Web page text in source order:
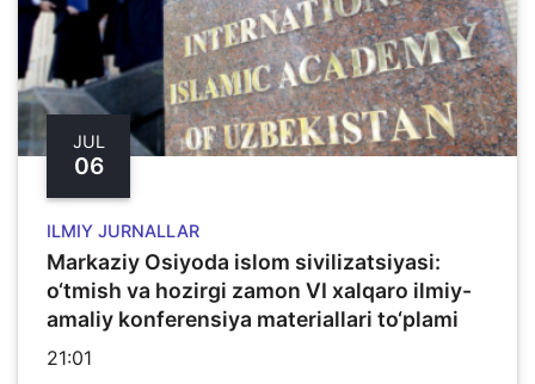
JUL
06
ILMIY JURNALLAR
Markaziy Osiyoda islom sivilizatsiyasi:
o‘tmish va hozirgi zamon VI xalqaro ilmiy-
amaliy konferensiya materiallari to‘plami
21:01